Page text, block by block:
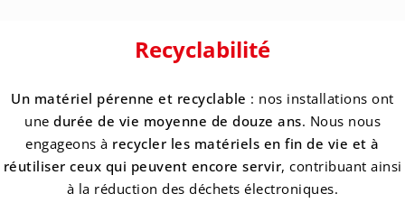
Recyclabilité
Un matériel pérenne et recyclable : nos installations ont
une durée de vie moyenne de douze ans. Nous nous
engageons à recycler les matériels en fin de vie et à
réutiliser ceux qui peuvent encore servir, contribuant ainsi
à la réduction des déchets électroniques.